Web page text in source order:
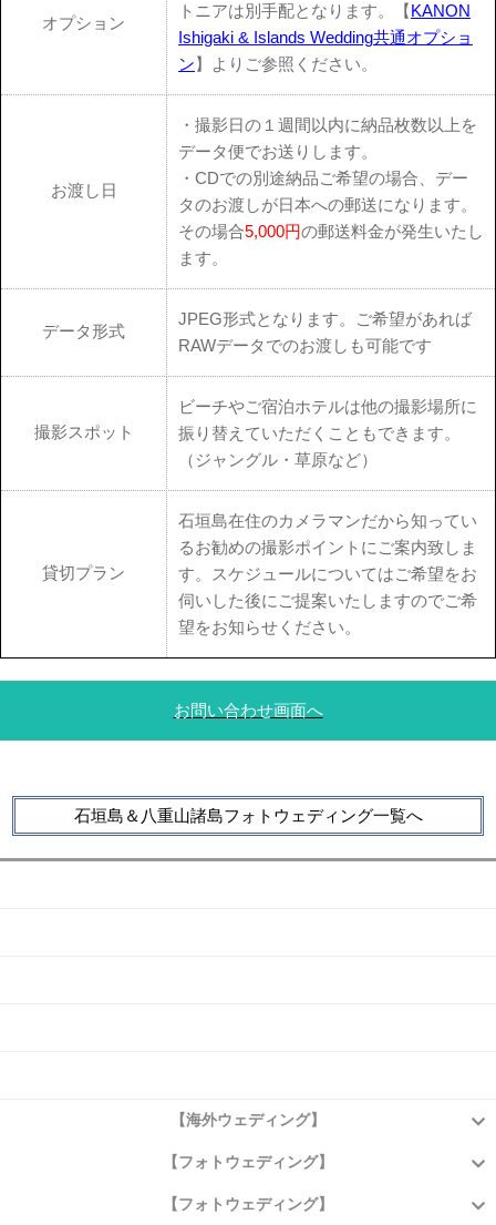
オプション
トニアは別手配となります。【KANON
Ishigaki & Islands Wedding共通オプショ
ン】よりご参照ください。
お渡し日
・撮影日の１週間以内に納品枚数以上を
データ便でお送りします。
・CDでの別途納品ご希望の場合、デー
タのお渡しが日本への郵送になります。
その場合5,000円の郵送料金が発生いたし
ます。
データ形式
JPEG形式となります。ご希望があれば
RAWデータでのお渡しも可能です
撮影スポット
ビーチやご宿泊ホテルは他の撮影場所に
振り替えていただくこともできます。
（ジャングル・草原など）
貸切プラン
石垣島在住のカメラマンだから知ってい
るお勧めの撮影ポイントにご案内致しま
す。スケジュールについてはご希望をお
伺いした後にご提案いたしますのでご希
望をお知らせください。
お問い合わせ画面へ
石垣島＆八重山諸島フォトウェディング一覧へ
【海外ウェディング】
【フォトウェディング】
【フォトウェディング】